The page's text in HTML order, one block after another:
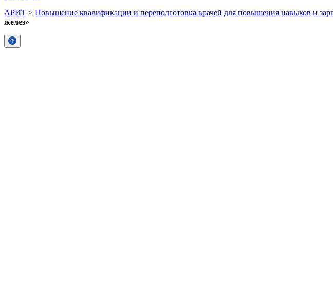
АРИТ > Повышение квалификации и переподготовка врачей для повышения навыков и
желез»